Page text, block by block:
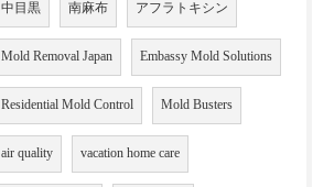
中目黒 南麻布 アフラトキシン
Mold Removal Japan Embassy Mold Solutions
Residential Mold Control Mold Busters
air quality vacation home care